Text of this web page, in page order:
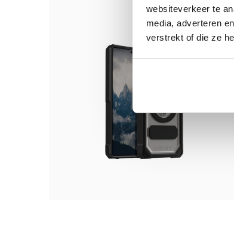
websiteverkeer te
media, adverteren
verstrekt of die ze